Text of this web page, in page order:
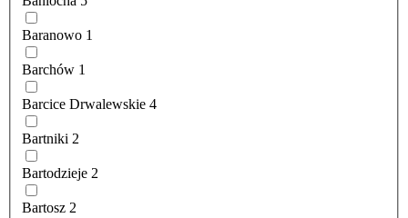
Baranowo 1
Barchów 1
Barcice Drwalewskie 4
Bartniki 2
Bartodzieje 2
Bartosz 2